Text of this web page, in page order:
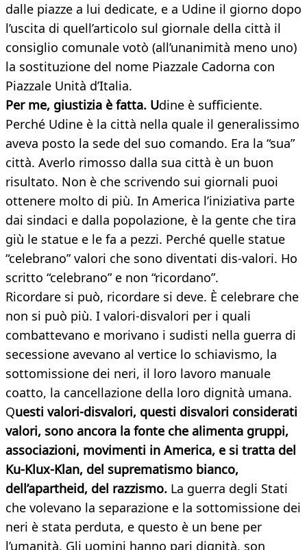
dalle piazze a lui dedicate, e a Udine il giorno dopo
l’uscita di quell’articolo sul giornale della città il
consiglio comunale votò (all’unanimità meno uno)
la sostituzione del nome Piazzale Cadorna con
Piazzale Unità d’Italia.
Per me, giustizia è fatta. Udine è sufficiente.
Perché Udine è la città nella quale il generalissimo
aveva posto la sede del suo comando. Era la “sua”
città. Averlo rimosso dalla sua città è un buon
risultato. Non è che scrivendo sui giornali puoi
ottenere molto di più. In America l’iniziativa parte
dai sindaci e dalla popolazione, è la gente che tira
giù le statue e le fa a pezzi. Perché quelle statue
“celebrano” valori che sono diventati dis-valori. Ho
scritto “celebrano” e non “ricordano”.
Ricordare si può, ricordare si deve. È celebrare che
non si può più. I valori-disvalori per i quali
combattevano e morivano i sudisti nella guerra di
secessione avevano al vertice lo schiavismo, la
sottomissione dei neri, il loro lavoro manuale
coatto, la cancellazione della loro dignità umana.
Questi valori-disvalori, questi disvalori considerati
valori, sono ancora la fonte che alimenta gruppi,
associazioni, movimenti in America, e si tratta del
Ku-Klux-Klan, del suprematismo bianco,
dell’apartheid, del razzismo. La guerra degli Stati
che volevano la separazione e la sottomissione dei
neri è stata perduta, e questo è un bene per
l’umanità. Gli uomini hanno pari dignità, son